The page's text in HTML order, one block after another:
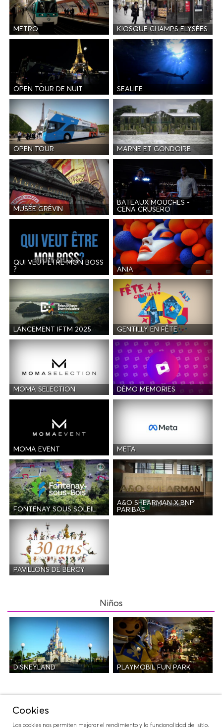
METRO KIOSQUE CHAMPS ELYSÉES
OPEN TOUR DE NUIT SEALIFE
OPEN TOUR MARNE ET GONDOIRE
MUSÉE GRÉVIN
BATEAUX MOUCHES -
CENA CRUSERO
QUI VEUT ÊTRE MON BOSS
?
ANIA
LANCEMENT IFTM 2025 GENTILLY EN FÊTE
MOMA SELECTION DÉMO MEMORIES
MOMA EVENT META
FONTENAY SOUS SOLEIL
A&O SHEARMAN X BNP
PARIBAS
PAVILLONS DE BERCY
Niños
DISNEYLAND PLAYMOBIL FUN PARK
Cookies
Las cookies nos permiten mejorar el rendimiento y la funcionalidad del sitio.